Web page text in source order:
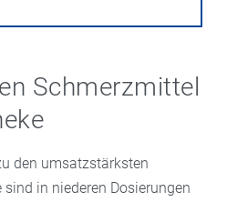
Schmerzmittel
den umsatzstärksten
in niederen Dosierungen